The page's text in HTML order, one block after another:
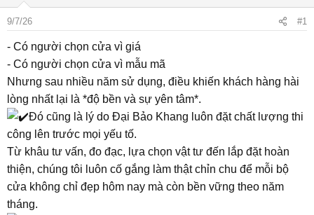
9/7/26 #1
- Có người chọn cửa vì giá
- Có người chọn cửa vì mẫu mã
Nhưng sau nhiều năm sử dụng, điều khiến khách hàng hài
lòng nhất lại là *độ bền và sự yên tâm*.
Đó cũng là lý do Đại Bảo Khang luôn đặt chất lượng thi
công lên trước mọi yếu tố.
Từ khâu tư vấn, đo đạc, lựa chọn vật tư đến lắp đặt hoàn
thiện, chúng tôi luôn cố gắng làm thật chỉn chu để mỗi bộ
cửa không chỉ đẹp hôm nay mà còn bền vững theo năm
tháng.